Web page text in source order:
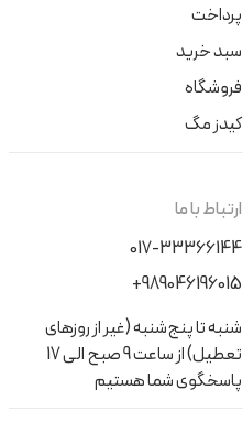
پرداخت
سبد خرید
فروشگاه
کیدز مگ
ارتباط با ما
017-33366144
+989046196015
شنبه تا پنج‌شنبه (غیر از روزهای
تعطیل) از ساعت 9 صبح الی 17
پاسخگوی شما هستیم